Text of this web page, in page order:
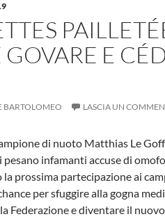
E
BARTOLOMEO LASCIA UN
di nuoto Matthias Le
infamanti accuse di
prossima partecipazione ai
per sfuggire alla gogna
Federazione e diventare il nuovo